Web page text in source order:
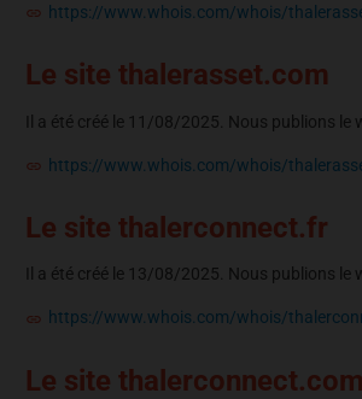
https://www.whois.com/whois/
Le site thalerasset.com
Il a été créé le 11/08/2025. Nous publions le
https://www.whois.com/whois/
Le site thalerconnect.fr
Il a été créé le 13/08/2025. Nous publions le
https://www.whois.com/whois/
Le site thalerconnect.com